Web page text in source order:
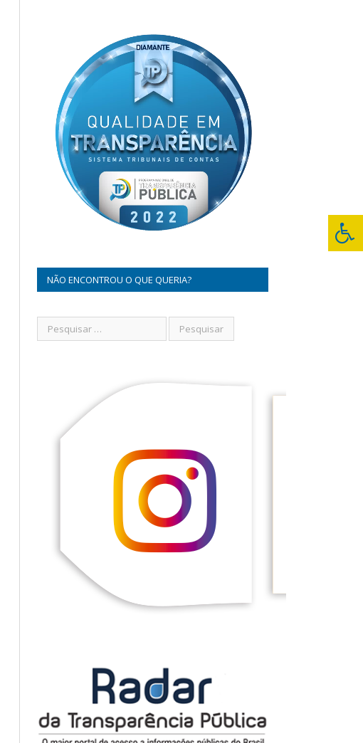
NÃO ENCONTROU O QUE QUERIA?